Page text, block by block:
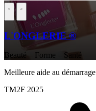
L'ONGLERIE ®
Beauté – Forme – Santé
Meilleure aide au démarrage
TM2F 2025